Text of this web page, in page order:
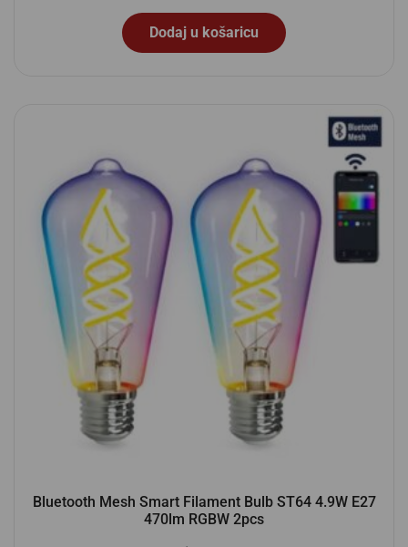
Dodaj u košaricu
Bluetooth Mesh Smart Filament Bulb ST64 4.9W E27
470lm RGBW 2pcs